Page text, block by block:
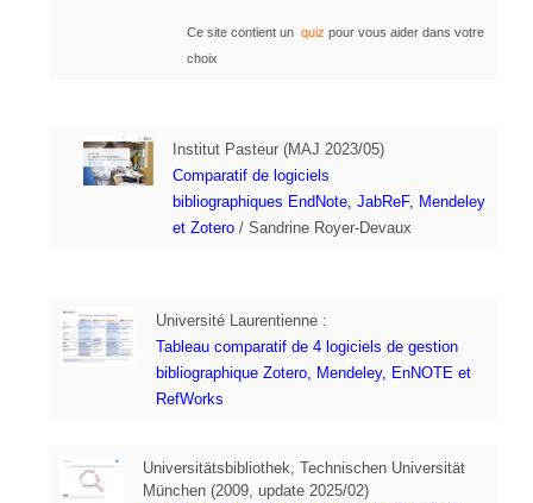
Ce site contient un quiz pour vous aider dans votre
choix
Institut Pasteur (MAJ 2023/05)
Comparatif de logiciels
bibliographiques EndNote, JabReF, Mendeley
et Zotero / Sandrine Royer-Devaux
Université Laurentienne :
Tableau comparatif de 4 logiciels de gestion
bibliographique Zotero, Mendeley, EnNOTE et
RefWorks
Universitätsbibliothek, Technischen Universität
München (2009, update 2025/02)